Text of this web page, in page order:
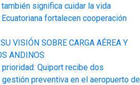
significa cuidar la vida
fortalecen cooperación
VISIÓN SOBRE CARGA AÉREA Y
ANDINOS
Quiport recibe dos
preventiva en el aeropuerto de